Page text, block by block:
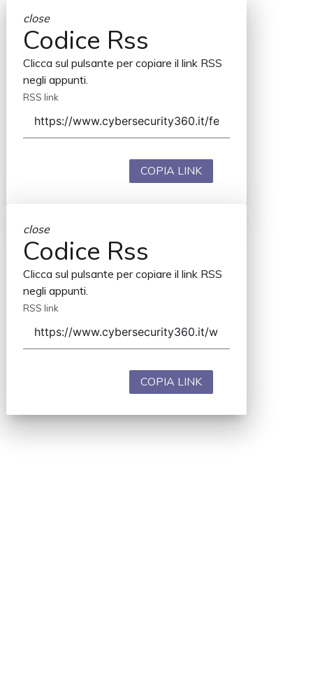
close
Codice Rss
Clicca sul pulsante per copiare il link RSS
negli appunti.
RSS link
COPIA LINK
close
Codice Rss
Clicca sul pulsante per copiare il link RSS
negli appunti.
RSS link
COPIA LINK